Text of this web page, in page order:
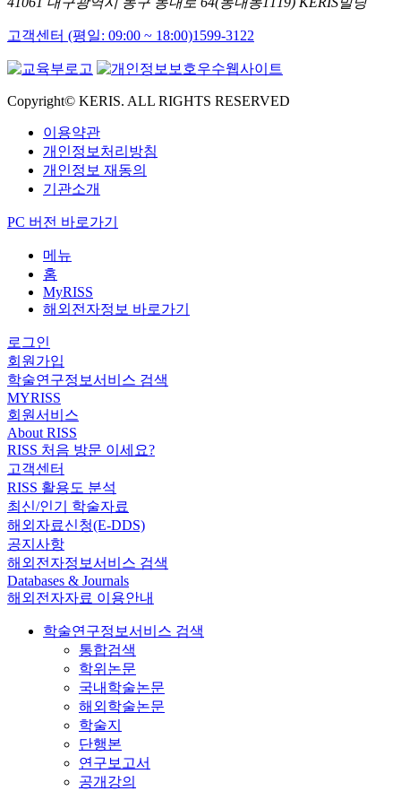
고객센터 (평일: 09:00 ~ 18:00)1599-3122
Copyright© KERIS. ALL RIGHTS RESERVED
이용약관
개인정보처리방침
개인정보 재동의
기관소개
PC 버전 바로가기
메뉴
홈
MyRISS
해외전자정보 바로가기
로그인
회원가입
학술연구정보서비스 검색
MYRISS
회원서비스
About RISS
RISS 처음 방문 이세요?
고객센터
RISS 활용도 분석
최신/인기 학술자료
해외자료신청(E-DDS)
공지사항
해외전자정보서비스 검색
Databases & Journals
해외전자자료 이용안내
학술연구정보서비스 검색
통합검색
학위논문
국내학술논문
해외학술논문
학술지
단행본
연구보고서
공개강의